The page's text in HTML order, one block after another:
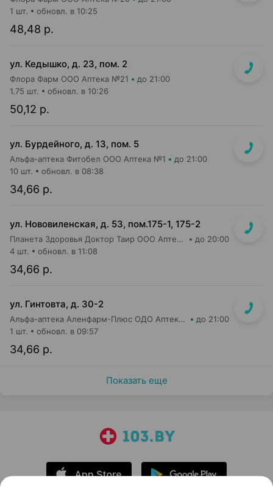
48,48 р.
1 шт. обновл. в 10:25
ул. Кедышко, д. 23, пом. 2
Флора Фарм ООО Аптека №21 до 21:00
50,12 р.
1.75 шт. обновл. в 10:26
ул. Бурдейного, д. 13, пом. 5
Альфа-аптека Фитобел ООО Аптека №1 до 21:00
34,66 р.
10 шт. обновл. в 08:38
ул. Нововиленская, д. 53, пом.175-1, 175-2
Планета Здоровья Доктор Таир ООО Аптека №5 до 20:00
34,66 р.
4 шт. обновл. в 11:08
ул. Гинтовта, д. 30-2
Альфа-аптека Аленфарм-Плюс ОДО Аптека №16 до 21:00
34,66 р.
1 шт. обновл. в 09:57
Показать еще